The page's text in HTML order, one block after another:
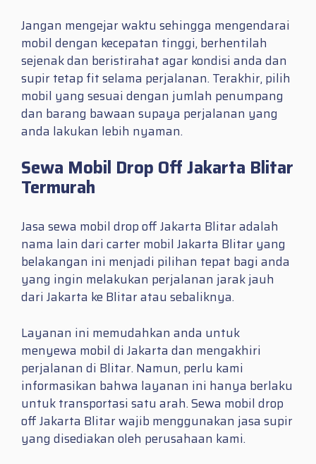
Jangan mengejar waktu sehingga mengendarai
mobil dengan kecepatan tinggi, berhentilah
sejenak dan beristirahat agar kondisi anda dan
supir tetap fit selama perjalanan. Terakhir, pilih
mobil yang sesuai dengan jumlah penumpang
dan barang bawaan supaya perjalanan yang
anda lakukan lebih nyaman.
Sewa Mobil Drop Off Jakarta Blitar
Termurah
Jasa sewa mobil drop off Jakarta Blitar adalah
nama lain dari carter mobil Jakarta Blitar yang
belakangan ini menjadi pilihan tepat bagi anda
yang ingin melakukan perjalanan jarak jauh
dari Jakarta ke Blitar atau sebaliknya.
Layanan ini memudahkan anda untuk
menyewa mobil di Jakarta dan mengakhiri
perjalanan di Blitar. Namun, perlu kami
informasikan bahwa layanan ini hanya berlaku
untuk transportasi satu arah. Sewa mobil drop
off Jakarta Blitar wajib menggunakan jasa supir
yang disediakan oleh perusahaan kami.